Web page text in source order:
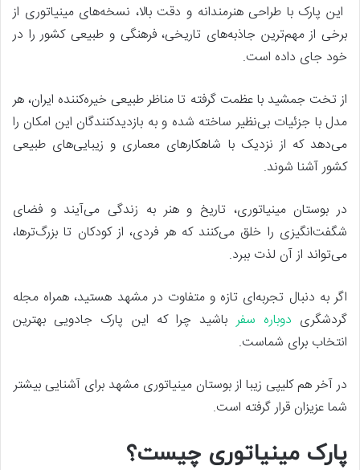
این پارک با طراحی هنرمندانه و دقت بالا، نسخه‌های مینیاتوری از
برخی از مهم‌ترین جاذبه‌های تاریخی، فرهنگی و طبیعی کشور را در
خود جای داده است.
از تخت جمشید با عظمت گرفته تا مناظر طبیعی خیره‌کننده ایران، هر
مدل با جزئیات بی‌نظیر ساخته شده و به بازدیدکنندگان این امکان را
می‌دهد که از نزدیک با شاهکارهای معماری و زیبایی‌های طبیعی
کشور آشنا شوند.
در بوستان مینیاتوری، تاریخ و هنر به زندگی می‌آیند و فضای
شگفت‌انگیزی را خلق می‌کنند که هر فردی، از کودکان تا بزرگ‌ترها،
می‌تواند از آن لذت ببرد.
اگر به دنبال تجربه‌ای تازه و متفاوت در مشهد هستید، همراه مجله
گردشگری دوباره سفرباشید چرا که این پارک جادویی بهترین
انتخاب برای شماست.
در آخر هم کلیپی زیبا از بوستان مینیاتوری مشهد برای آشنایی بیشتر
شما عزیزان قرار گرفته است.
پارک مینیاتوری چیست؟